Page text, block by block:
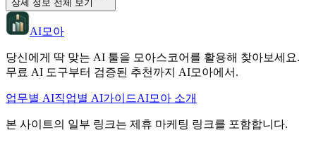
상세 정보 전체 보기
AI모아
당신에게 딱 맞는 AI 툴을 모아스코어를 활용해 찾아보세요.
무료 AI 도구부터 검증된 추천까지 AI모아에서.
업무별 AI직업별 AI가이드AI모아 소개
본 사이트의 일부 링크는 제휴 마케팅 링크를 포함합니다.